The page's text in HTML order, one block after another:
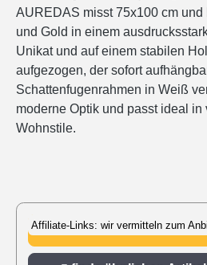
AUREDAS misst 75x100 cm und
und Gold in einem
Unikat und auf einem stabilen
aufgezogen, der sofort
Schattenfugenrahmen in Weiß
moderne Optik und passt ideal in
Wohnstile.
Affiliate-Links: wir vermitteln zum
zu